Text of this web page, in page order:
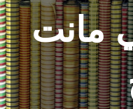
مانت